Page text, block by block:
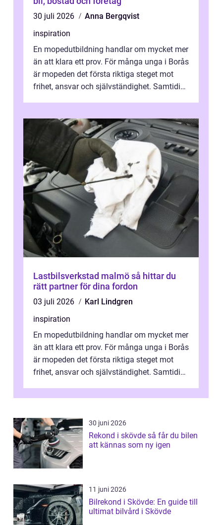
30 juli 2026
Anna Bergqvist
inspiration
En mopedutbildning handlar om mycket mer
än att klara ett prov. För många unga i Borås
är mopeden det första riktiga steget mot
frihet, ansvar och självständighet. Samtidigt
Lastbilsverkstad malmö så hittar du
rätt partner för dina fordon
03 juli 2026
Karl Lindgren
inspiration
En mopedutbildning handlar om mycket mer
än att klara ett prov. För många unga i Borås
är mopeden det första riktiga steget mot
frihet, ansvar och självständighet. Samtidigt
30 juni 2026
Rekond i skövde så får du bilen
att kännas som ny igen
11 juni 2026
Bilrekond i Skövde: En guide till
ultimat bilvård i Skövde